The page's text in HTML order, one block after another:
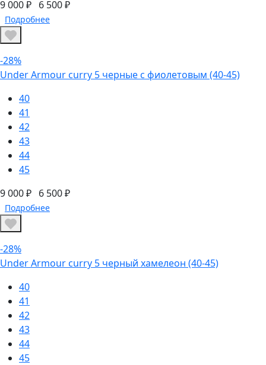
9 000 ₽ 6 500 ₽
Подробнее
-28%
Under Armour curry 5 черные с фиолетовым (40-45)
40
41
42
43
44
45
9 000 ₽ 6 500 ₽
Подробнее
-28%
Under Armour curry 5 черный хамелеон (40-45)
40
41
42
43
44
45